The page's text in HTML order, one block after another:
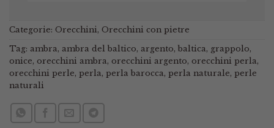
Categorie: Orecchini, Orecchini con pietre
Tag: ambra, ambra del baltico, argento, baltica, grappolo,
onice, orecchini ambra, orecchini argento, orecchini perla,
orecchini perle, perla, perla barocca, perla naturale, perle
naturali